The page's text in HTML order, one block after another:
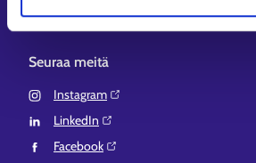
Suomi.fi-valtuudet⁠
Seuraa meitä
Instagram⁠
LinkedIn⁠
Facebook⁠